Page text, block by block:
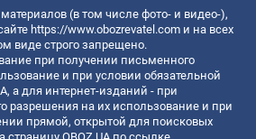
(в том числе фото- и видео-),
https://www.obozrevatel.com и на всех
виде строго запрещено.
при получении письменного
и при условии обязательной
а для интернет-изданий - при
разрешения на их использование и при
прямой, открытой для поисковых